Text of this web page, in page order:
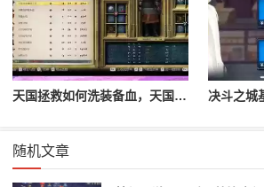
天国拯救如何洗装备血，天国拯救怎么洗衣服
随机文章